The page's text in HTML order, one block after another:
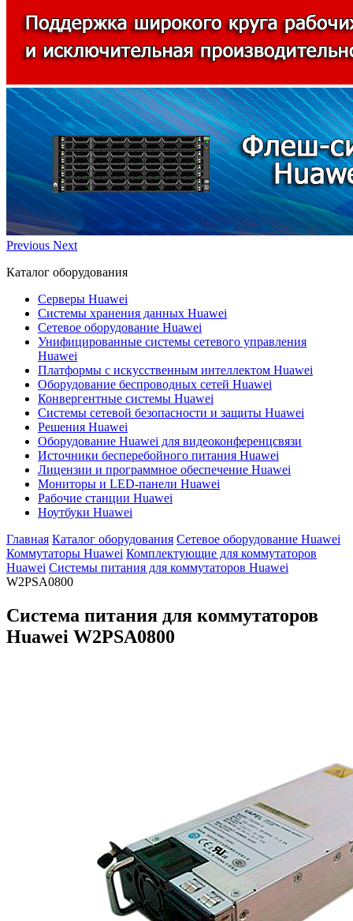
Previous Next
Каталог оборудования
Серверы Huawei
Системы хранения данных Huawei
Сетевое оборудование Huawei
Унифицированные системы сетевого управления
Huawei
Платформы с искусственным интеллектом Huawei
Оборудование беспроводных сетей Huawei
Конвергентные системы Huawei
Системы сетевой безопасности и защиты Huawei
Решения Huawei
Оборудование Huawei для видеоконференцсвязи
Источники бесперебойного питания Huawei
Лицензии и программное обеспечение Huawei
Мониторы и LED-панели Huawei
Рабочие станции Huawei
Ноутбуки Huawei
Главная Каталог оборудования Сетевое оборудование Huawei
Коммутаторы Huawei Комплектующие для коммутаторов
Huawei Системы питания для коммутаторов Huawei
W2PSA0800
Система питания для коммутаторов
Huawei W2PSA0800